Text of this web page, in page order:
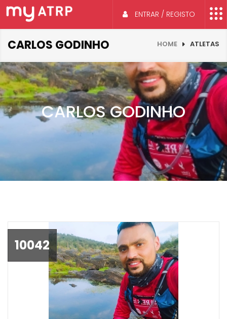
ENTRAR / REGISTO
CARLOS GODINHO HOME ATLETAS
CARLOS GODINHO
10042